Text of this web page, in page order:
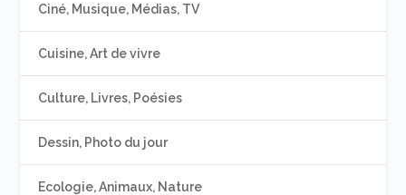
Ciné, Musique, Médias, TV
Cuisine, Art de vivre
Culture, Livres, Poésies
Dessin, Photo du jour
Ecologie, Animaux, Nature